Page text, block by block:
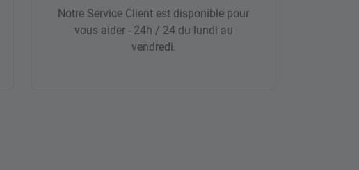
Notre Service Client est disponible pour
vous aider - 24h / 24 du lundi au
vendredi.